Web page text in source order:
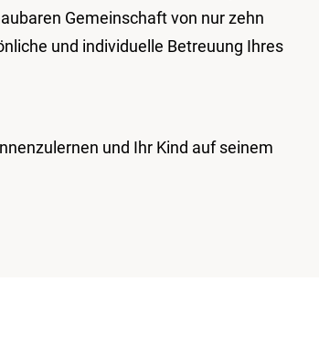
Gemeinschaft von nur zehn
und individuelle Betreuung Ihres
und Ihr Kind auf seinem